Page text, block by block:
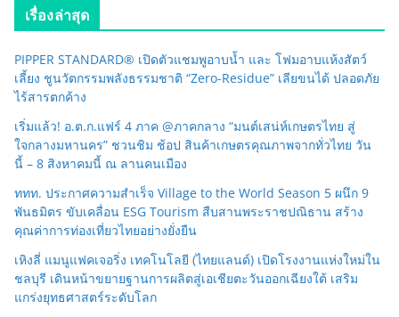
เรื่องล่าสุด
PIPPER STANDARD® เปิดตัวแชมพูอาบน้ำ และ โฟมอาบแห้งสัตว์
เลี้ยง ชูนวัตกรรมพลังธรรมชาติ “Zero-Residue” เลียขนได้ ปลอดภัย
ไร้สารตกค้าง
เริ่มแล้ว! อ.ต.ก.แฟร์ 4 ภาค @ภาคกลาง “มนต์เสน่ห์เกษตรไทย สู่
ใจกลางมหานคร” ชวนชิม ช้อป สินค้าเกษตรคุณภาพจากทั่วไทย วัน
นี้ – 8 สิงหาคมนี้ ณ ลานคนเมือง
ททท. ประกาศความสำเร็จ Village to the World Season 5 ผนึก 9
พันธมิตร ขับเคลื่อน ESG Tourism สืบสานพระราชปณิธาน สร้าง
คุณค่าการท่องเที่ยวไทยอย่างยั่งยืน
เหิงลี่ แมนูแฟคเจอริ่ง เทคโนโลยี (ไทยแลนด์) เปิดโรงงานแห่งใหม่ใน
ชลบุรี เดินหน้าขยายฐานการผลิตสู่เอเชียตะวันออกเฉียงใต้ เสริม
แกร่งยุทธศาสตร์ระดับโลก